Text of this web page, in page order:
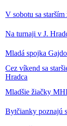
V sobotu sa
Na turnaji v J.
Mladá spojka
Cez víkend sa
Hradca
Mladšie žiačky
Bytčianky poznajú